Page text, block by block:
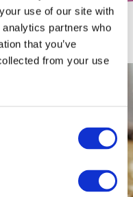
use of our site with
partners who
that you’ve
from your use